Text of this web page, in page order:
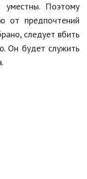
Поэтому
от предпочтений
следует вбить
Он будет служить